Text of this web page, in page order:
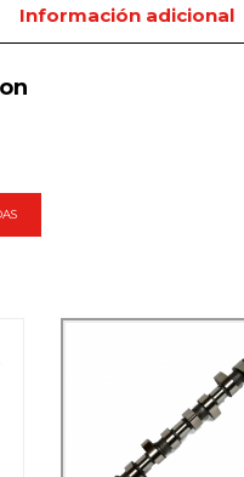
Información adicional